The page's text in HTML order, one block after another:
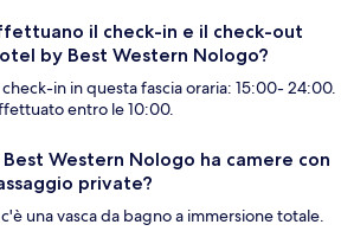
il check-in e il check-out
by Best Western Nologo?
in in questa fascia oraria: 15:00- 24:00.
entro le 10:00.
Western Nologo ha camere con
private?
una vasca da bagno a immersione totale.